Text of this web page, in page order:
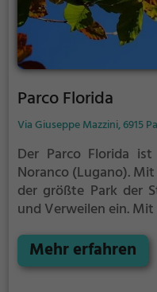
Parco Florida
Via Giuseppe Mazzini, 6915
Der Parco Florida
Noranco (Lugano).Mit
der größte Park der
und Verweilen ein.Mit
Möglichkeiten zur
Mehr erfahren